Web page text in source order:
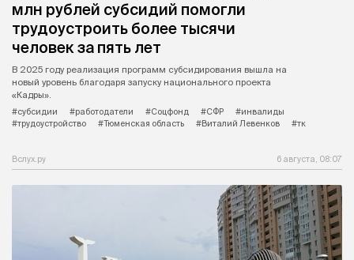
млн рублей субсидий помогли
трудоустроить более тысячи
человек за пять лет
В 2025 году реализация программ субсидирования вышла на
новый уровень благодаря запуску национального проекта
«Кадры».
#субсидии
#работодатели #Соцфонд #СФР
#инвалиды
#трудоустройство
#Тюменская область #Виталий Левенков #тк
Вслух.ру 6 августа, 08:07